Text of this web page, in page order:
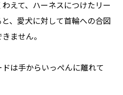
えて、ハーネスにつけたリー
、愛犬に対して首輪への合図
ません。
は手からいっぺんに離れて